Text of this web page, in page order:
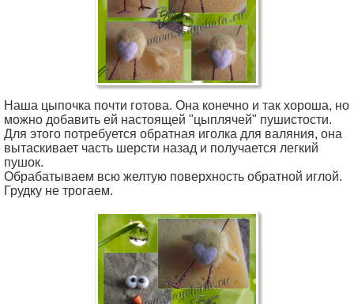
Наша цыпочка почти готова. Она конечно и так хороша, но
можно добавить ей настоящей "цыплячей" пушистости.
Для этого потребуется обратная иголка для валяния, она
вытаскивает часть шерсти назад и получается легкий
пушок.
Обрабатываем всю желтую поверхность обратной иглой.
Грудку не трогаем.